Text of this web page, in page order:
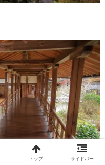
トップ サイドバー